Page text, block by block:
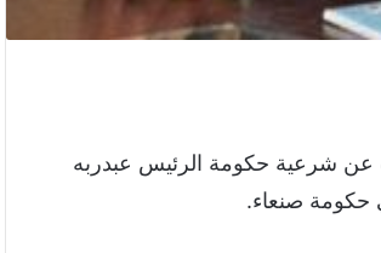
عن شرعية حكومة الرئيس عبدربه
حكومة صنعاء.